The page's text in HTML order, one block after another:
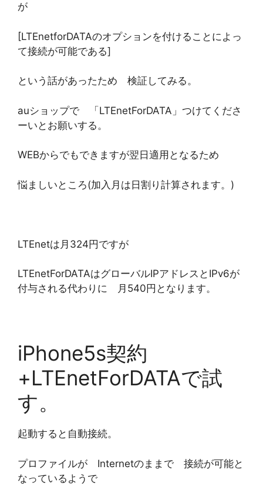
が
[LTEnetforDATAのオプションを付けることによっ
て接続が可能である]
という話があったため 検証してみる。
auショップで 「LTEnetForDATA」つけてくださ
ーいとお願いする。
WEBからでもできますが翌日適用となるため
悩ましいところ(加入月は日割り計算されます。)
LTEnetは月324円ですが
LTEnetForDATAはグローバルIPアドレスとIPv6が
付与される代わりに 月540円となります。
iPhone5s契約
+LTEnetForDATAで試
す。
起動すると自動接続。
プロファイルが Internetのままで 接続が可能と
なっているようで